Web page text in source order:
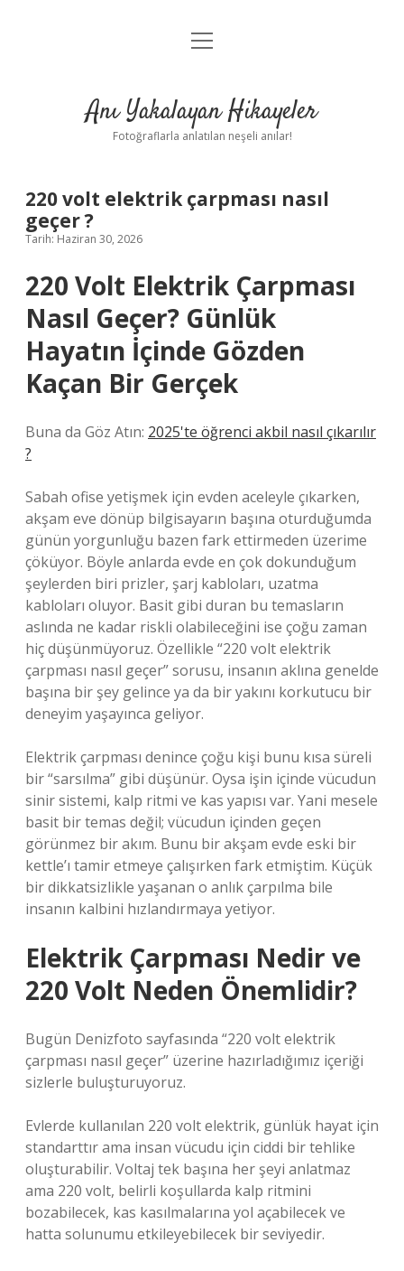
Anasayfa
Yasal Uyarı
menüyü
Anı Yakalayan Hikayeler
Fotoğraflarla anlatılan neşeli anılar!
220 volt elektrik çarpması nasıl
geçer ?
Tarih: Haziran 30, 2026
220 Volt Elektrik Çarpması
Nasıl Geçer? Günlük
Hayatın İçinde Gözden
Kaçan Bir Gerçek
Buna da Göz Atın: 2025'te öğrenci akbil nasıl çıkarılır
?
Sabah ofise yetişmek için evden aceleyle çıkarken,
akşam eve dönüp bilgisayarın başına oturduğumda
günün yorgunluğu bazen fark ettirmeden üzerime
çöküyor. Böyle anlarda evde en çok dokunduğum
şeylerden biri prizler, şarj kabloları, uzatma
kabloları oluyor. Basit gibi duran bu temasların
aslında ne kadar riskli olabileceğini ise çoğu zaman
hiç düşünmüyoruz. Özellikle “220 volt elektrik
çarpması nasıl geçer” sorusu, insanın aklına genelde
başına bir şey gelince ya da bir yakını korkutucu bir
deneyim yaşayınca geliyor.
Elektrik çarpması denince çoğu kişi bunu kısa süreli
bir “sarsılma” gibi düşünür. Oysa işin içinde vücudun
sinir sistemi, kalp ritmi ve kas yapısı var. Yani mesele
basit bir temas değil; vücudun içinden geçen
görünmez bir akım. Bunu bir akşam evde eski bir
kettle’ı tamir etmeye çalışırken fark etmiştim. Küçük
bir dikkatsizlikle yaşanan o anlık çarpılma bile
insanın kalbini hızlandırmaya yetiyor.
Elektrik Çarpması Nedir ve
220 Volt Neden Önemlidir?
Bugün Denizfoto sayfasında “220 volt elektrik
çarpması nasıl geçer” üzerine hazırladığımız içeriği
sizlerle buluşturuyoruz.
Evlerde kullanılan 220 volt elektrik, günlük hayat için
standarttır ama insan vücudu için ciddi bir tehlike
oluşturabilir. Voltaj tek başına her şeyi anlatmaz
ama 220 volt, belirli koşullarda kalp ritmini
bozabilecek, kas kasılmalarına yol açabilecek ve
hatta solunumu etkileyebilecek bir seviyedir.